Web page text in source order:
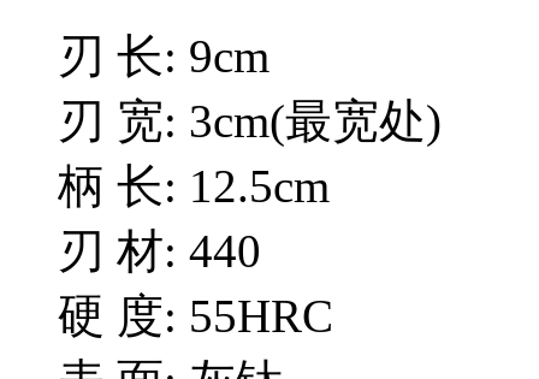
刃 长: 9cm
刃 宽: 3cm(最宽处)
柄 长: 12.5cm
刃 材: 440
硬 度: 55HRC